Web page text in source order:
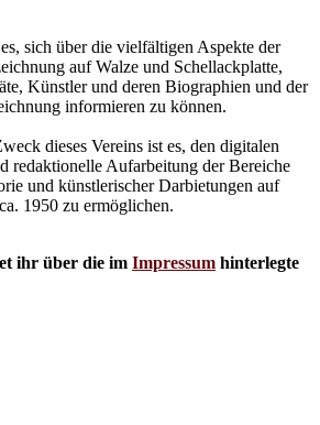
sich über die vielfältigen Aspekte der
auf Walze und Schellackplatte,
Künstler und deren Biographien und der
informieren zu können.
dieses Vereins ist es, den digitalen
redaktionelle Aufarbeitung der Bereiche
und künstlerischer Darbietungen auf
1950 zu ermöglichen.
ihr über die im Impressum hinterlegte